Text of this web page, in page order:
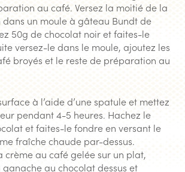
au café. Versez la moitié de la
un moule à gâteau Bundt de
50g de chocolat noir et faites-le
versez-le dans le moule, ajoutez les
broyés et le reste de préparation au
à l’aide d’une spatule et mettez
pendant 4-5 heures. Hachez le
et faites-le fondre en versant le
fraîche chaude par-dessus.
crème au café gelée sur un plat,
au chocolat dessus et